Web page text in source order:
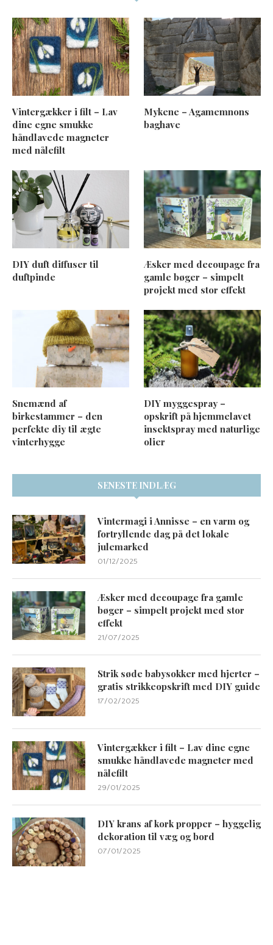
Vintergækker i filt – Lav
dine egne smukke
håndlavede magneter
med nålefilt
Mykene – Agamemnons
baghave
DIY duft diffuser til
duftpinde
Æsker med decoupage fra
gamle bøger – simpelt
projekt med stor effekt
Snemænd af
birkestammer – den
perfekte diy til ægte
vinterhygge
DIY myggespray –
opskrift på hjemmelavet
insektspray med naturlige
olier
SENESTE INDLÆG
Vintermagi i Annisse – en varm og
fortryllende dag på det lokale
julemarked
01/12/2025
Æsker med decoupage fra gamle
bøger – simpelt projekt med stor
effekt
21/07/2025
Strik søde babysokker med hjerter –
gratis strikkeopskrift med DIY guide
17/02/2025
Vintergækker i filt – Lav dine egne
smukke håndlavede magneter med
nålefilt
29/01/2025
DIY krans af kork propper – hyggelig
dekoration til væg og bord
07/01/2025